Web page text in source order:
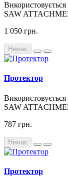
SAW
1 050 грн.
Немає
Протектор
SAW
787 грн.
Немає
Протектор